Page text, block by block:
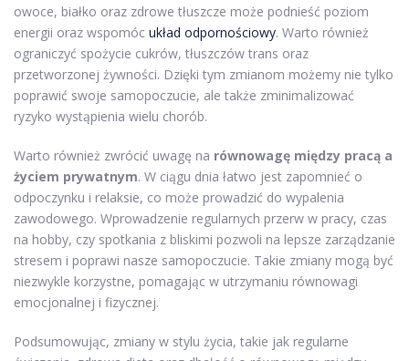
owoce, białko oraz zdrowe tłuszcze może podnieść poziom
energii oraz wspomóc układ odpornościowy. Warto również
ograniczyć spożycie cukrów, tłuszczów trans oraz
przetworzonej żywności. Dzięki tym zmianom możemy nie tylko
poprawić swoje samopoczucie, ale także zminimalizować
ryzyko wystąpienia wielu chorób.
Warto również zwrócić uwagę na równowagę między pracą a
życiem prywatnym. W ciągu dnia łatwo jest zapomnieć o
odpoczynku i relaksie, co może prowadzić do wypalenia
zawodowego. Wprowadzenie regularnych przerw w pracy, czas
na hobby, czy spotkania z bliskimi pozwoli na lepsze zarządzanie
stresem i poprawi nasze samopoczucie. Takie zmiany mogą być
niezwykle korzystne, pomagając w utrzymaniu równowagi
emocjonalnej i fizycznej.
Podsumowując, zmiany w stylu życia, takie jak regularne